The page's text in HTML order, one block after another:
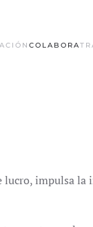
COLABORA
impulsa